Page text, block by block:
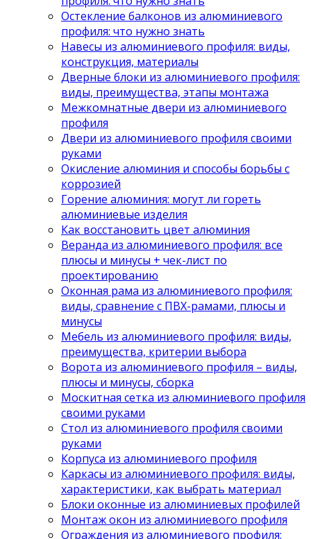
Остекление балконов из алюминиевого
профиля: что нужно знать
Навесы из алюминиевого профиля: виды,
конструкция, материалы
Дверные блоки из алюминиевого профиля:
виды, преимущества, этапы монтажа
Межкомнатные двери из алюминиевого
профиля
Двери из алюминиевого профиля своими
руками
Окисление алюминия и способы борьбы с
коррозией
Горение алюминия: могут ли гореть
алюминиевые изделия
Как восстановить цвет алюминия
Веранда из алюминиевого профиля: все
плюсы и минусы + чек-лист по
проектированию
Оконная рама из алюминиевого профиля:
виды, сравнение с ПВХ-рамами, плюсы и
минусы
Мебель из алюминиевого профиля: виды,
преимущества, критерии выбора
Ворота из алюминиевого профиля – виды,
плюсы и минусы, сборка
Москитная сетка из алюминиевого профиля
своими руками
Стол из алюминиевого профиля своими
руками
Корпуса из алюминиевого профиля
Каркасы из алюминиевого профиля: виды,
характеристики, как выбрать материал
Блоки оконные из алюминиевых профилей
Монтаж окон из алюминиевого профиля
Ограждения из алюминиевого профиля: